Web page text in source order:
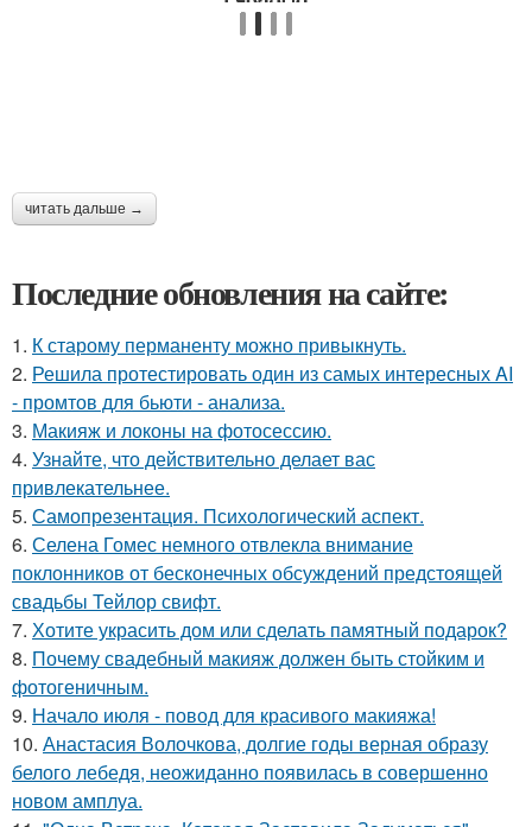
читать дальше →
Последние обновления на сайте:
1. К старому перманенту можно привыкнуть.
2. Решила протестировать один из самых интересных AI
- промтов для бьюти - анализа.
3. Макияж и локоны на фотосессию.
4. Узнайте, что действительно делает вас
привлекательнее.
5. Самопрезентация. Психологический аспект.
6. Селена Гомес немного отвлекла внимание
поклонников от бесконечных обсуждений предстоящей
свадьбы Тейлор свифт.
7. Хотите украсить дом или сделать памятный подарок?
8. Почему свадебный макияж должен быть стойким и
фотогеничным.
9. Начало июля - повод для красивого макияжа!
10. Анастасия Волочкова, долгие годы верная образу
белого лебедя, неожиданно появилась в совершенно
новом амплуа.